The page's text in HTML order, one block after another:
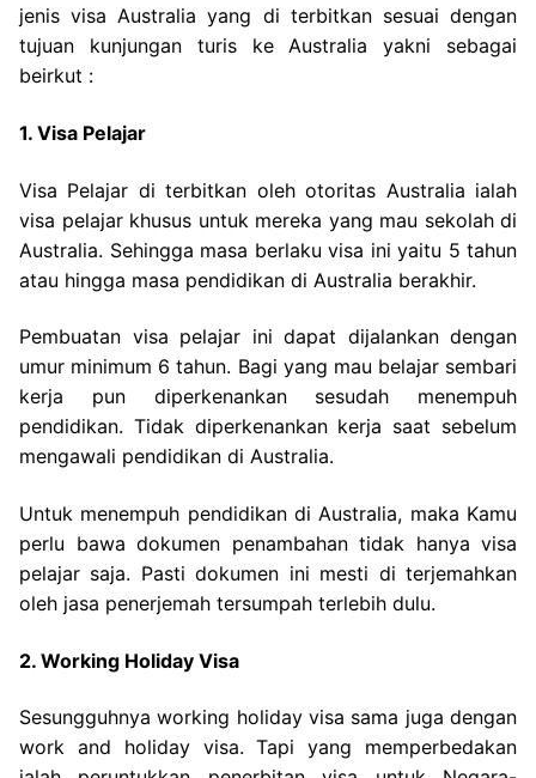
jenis visa Australia yang di terbitkan sesuai dengan
tujuan kunjungan turis ke Australia yakni sebagai
beirkut :
1. Visa Pelajar
Visa Pelajar di terbitkan oleh otoritas Australia ialah
visa pelajar khusus untuk mereka yang mau sekolah di
Australia. Sehingga masa berlaku visa ini yaitu 5 tahun
atau hingga masa pendidikan di Australia berakhir.
Pembuatan visa pelajar ini dapat dijalankan dengan
umur minimum 6 tahun. Bagi yang mau belajar sembari
kerja pun diperkenankan sesudah menempuh
pendidikan. Tidak diperkenankan kerja saat sebelum
mengawali pendidikan di Australia.
Untuk menempuh pendidikan di Australia, maka Kamu
perlu bawa dokumen penambahan tidak hanya visa
pelajar saja. Pasti dokumen ini mesti di terjemahkan
oleh jasa penerjemah tersumpah terlebih dulu.
2. Working Holiday Visa
Sesungguhnya working holiday visa sama juga dengan
work and holiday visa. Tapi yang memperbedakan